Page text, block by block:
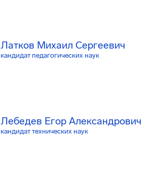
Латков Михаил Сергеевич
кандидат педагогических наук
Лебедев Егор Александрович
кандидат технических наук